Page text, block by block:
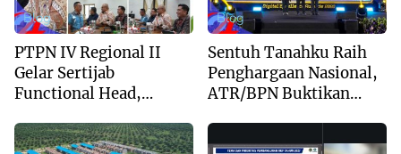
Blog
PTPN IV Regional II
Gelar Sertijab
Functional Head,
Regional Unggulan
Blog
Sentuh Tanahku Raih
Penghargaan Nasional,
ATR/BPN Buktikan